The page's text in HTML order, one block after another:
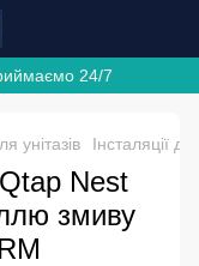
24/7
унітазів Інсталяції
Nest
змиву